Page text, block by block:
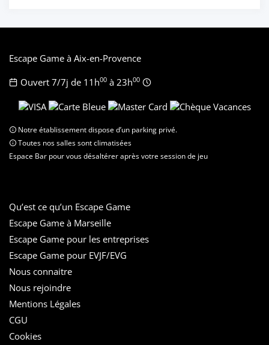
Escape Game à Aix-en-Provence
Ouvert 7/7j de 11h00 à 23h00
Notre établissement dispose d’un parking privé.
Toutes nos salles sont climatisées
Espace Bar pour vous désaltérer après votre session de jeu
Qu’est ce qu’un Escape Game
Escape Game à Marseille
Escape Game pour les entreprises
Escape Game pour EVJF/EVG
Nous connaitre
Nous rejoindre
Mentions Légales
CGU
Cookies